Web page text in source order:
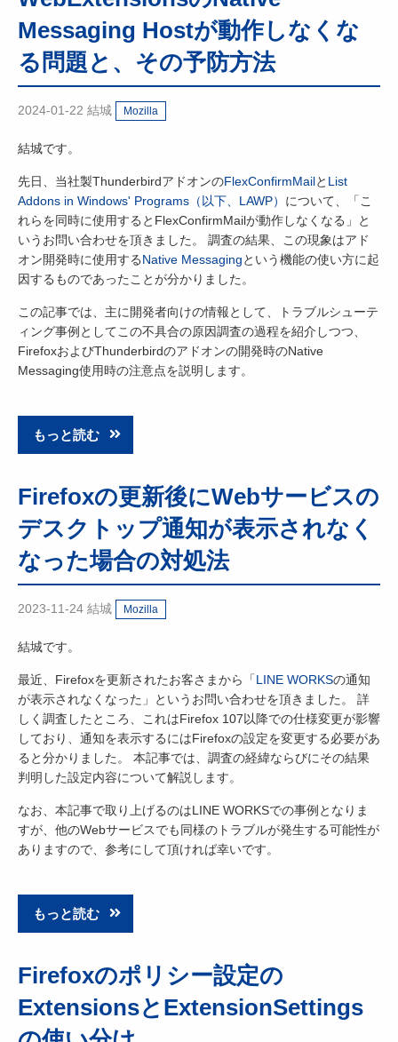
Messaging Hostが動作しなくな
る問題と、その予防方法
2024-01-22 結城 Mozilla
結城です。
先日、当社製ThunderbirdアドオンのFlexConfirmMailと List
Addons in Windows' Programs（以下、LAWP） について、「こ
れらを同時に使用するとFlexConfirmMailが動作しなくなる」と
いうお問い合わせを頂きました。 調査の結果、この現象はアド
オン開発時に使用するNative Messagingという機能の使い方に起
因するものであったことが分かりました。
この記事では、主に開発者向けの情報として、トラブルシューテ
ィング事例としてこの不具合の原因調査の過程を紹介しつつ、
FirefoxおよびThunderbirdのアドオンの開発時のNative
Messaging使用時の注意点を説明します。
もっと読む
Firefoxの更新後にWebサービスの
デスクトップ通知が表示されなく
なった場合の対処法
2023-11-24 結城 Mozilla
結城です。
最近、Firefoxを更新されたお客さまから「LINE WORKSの通知
が表示されなくなった」というお問い合わせを頂きました。 詳
しく調査したところ、これはFirefox 107以降での仕様変更が影響
しており、通知を表示するにはFirefoxの設定を変更する必要があ
ると分かりました。 本記事では、調査の経緯ならびにその結果
判明した設定内容について解説します。
なお、本記事で取り上げるのはLINE WORKSでの事例となりま
すが、他のWebサービスでも同様のトラブルが発生する可能性が
ありますので、参考にして頂ければ幸いです。
もっと読む
Firefoxのポリシー設定の
ExtensionsとExtensionSettings